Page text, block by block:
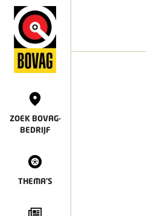
ZOEK BOVAG-
BEDRIJF
THEMA'S